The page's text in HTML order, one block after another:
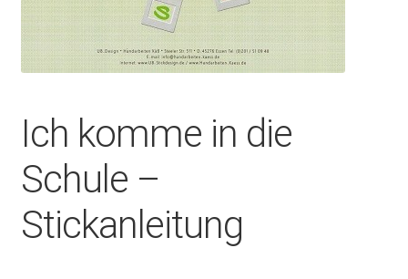
Ich komme in die
Schule –
Stickanleitung